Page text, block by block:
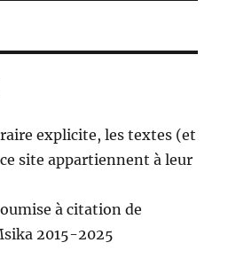
explicite, les textes (et
site appartiennent à leur
à citation de
2015-2025